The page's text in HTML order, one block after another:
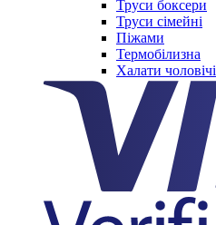
Труси боксери
Труси сімейні
Піжами
Термобілизна
Халати чоловічі